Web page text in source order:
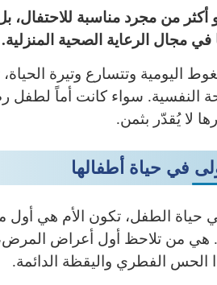
أكثر من مجرد مناسبة
مجال الرعاية الصحية المنزلية.
اليومية وتتسارع وتيرة
النفسية. سواء كانت أماً
لا يُقدّر بثمن.
في حياة أطفالها
حياة الطفل، تكون الأم هي أول
من تلاحظ أول أعراض المرض،
الفطري واليقظة الدائمة.